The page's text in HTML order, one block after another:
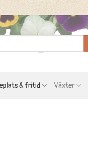
& fritid Växter